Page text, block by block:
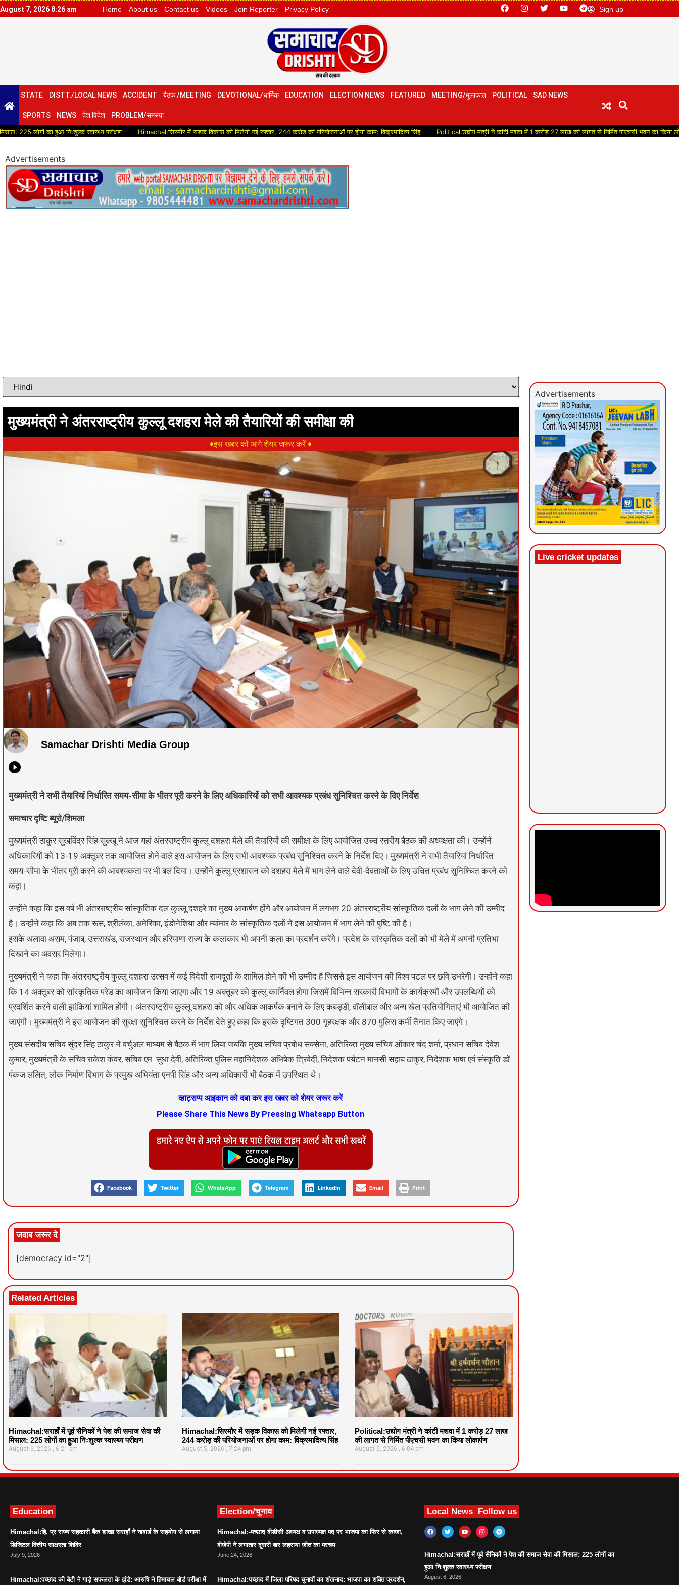
August 7, 2026 8:26 am Home About us Contact us Videos Join Reporter Privacy Policy Sign up
STATE DISTT./LOCAL NEWS ACCIDENT बैठक /MEETING DEVOTIONAL/धार्मिक EDUCATION ELECTION NEWS FEATURED MEETING/मुलाकात POLITICAL SAD NEWS
SPORTS NEWS देश विदेश PROBLEM/समस्या
का हुआ निःशुल्क स्वास्थ्य परीक्षण Himachal:सिरमौर में सड़क विकास को मिलेगी नई रफ्तार, 244 करोड़ की परियोजनाओं पर होगा काम: विक्रमादित्य सिंह Political:उद्योग मंत्री ने कांटी मशवा में 1 करोड़ 27 लाख की लागत से निर्मित पीएचसी भवन का किया लोकार्पण
Advertisements
मुख्यमंत्री ने अंतरराष्ट्रीय कुल्लू दशहरा मेले की तैयारियों की समीक्षा की
♦इस खबर को आगे शेयर जरूर करें ♦
Samachar Drishti Media Group
मुख्यमंत्री ने सभी तैयारियां निर्धारित समय-सीमा के भीतर पूरी करने के लिए अधिकारियों को सभी आवश्यक प्रबंध सुनिश्चित करने के दिए निर्देश
समाचार दृष्टि ब्यूरो/शिमला
मुख्यमंत्री ठाकुर सुखविंद्र सिंह सुक्खू ने आज यहां अंतरराष्ट्रीय कुल्लू दशहरा मेले की तैयारियों की समीक्षा के लिए आयोजित उच्च स्तरीय बैठक की अध्यक्षता की। उन्होंने
अधिकारियों को 13-19 अक्तूूबर तक आयोजित होने वाले इस आयोजन के लिए सभी आवश्यक प्रबंध सुनिश्चित करने के निर्देश दिए। मुख्यमंत्री ने सभी तैयारियां निर्धारित
समय-सीमा के भीतर पूरी करने की आवश्यकता पर भी बल दिया। उन्होंने कुल्लू प्रशासन को दशहरा मेले में भाग लेने वाले देवी-देवताओं के लिए उचित प्रबंध सुनिश्चित करने को
कहा।
उन्होंने कहा कि इस वर्ष भी अंतरराष्ट्रीय सांस्कृतिक दल कुल्लू दशहरे का मुख्य आकर्षण होंगे और आयोजन में लगभग 20 अंतरराष्ट्रीय सांस्कृतिक दलों के भाग लेने की उम्मीद
है। उन्होंने कहा कि अब तक रूस, श्रीलंका, अमेरिका, इंडोनेशिया और म्यांमार के सांस्कृतिक दलों ने इस आयोजन में भाग लेने की पुष्टि की है।
इसके अलावा असम, पंजाब, उत्तराखंड, राजस्थान और हरियाणा राज्य के कलाकार भी अपनी कला का प्रदर्शन करेंगेे। प्रदेश के सांस्कृतिक दलों को भी मेले में अपनी प्रतिभा
दिखाने का अवसर मिलेगा।
मुख्यमंत्री ने कहा कि अंतरराष्ट्रीय कुल्लू दशहरा उत्सव में कई विदेशी राजदूतों के शामिल होने की भी उम्मीद है जिससे इस आयोजन की विश्व पटल पर छवि उभरेगी। उन्होंने कहा
कि 14 अक्तूूबर को सांस्कृतिक परेड का आयोजन किया जाएगा और 19 अक्तूूबर को कुल्लू कार्निवल होगा जिसमें विभिन्न सरकारी विभागों के कार्यक्रमों और उपलब्धियों को
प्रदर्शित करने वाली झांकियां शामिल होंगी। अंतरराष्ट्रीय कुल्लू दशहरा को और अधिक आकर्षक बनाने के लिए कबड्डी, वॉलीबाल और अन्य खेल प्रतियोगिताएं भी आयोजित की
जाएंगी। मुख्यमंत्री ने इस आयोजन की सुरक्षा सुनिश्चित करने के निर्देश देते हुए कहा कि इसके दृष्टिगत 300 गृहरक्षक और 870 पुलिस कर्मी तैनात किए जाएंगे।
मुख्य संसदीय सचिव सुंदर सिंह ठाकुर ने वर्चुअल माध्यम से बैठक में भाग लिया जबकि मुख्य सचिव प्रबोध सक्सेना, अतिरिक्त मुख्य सचिव ओंकार चंद शर्मा, प्रधान सचिव देवेश
कुमार, मुख्यमंत्री के सचिव राकेश कंवर, सचिव एम. सुधा देवी, अतिरिक्त पुलिस महानिदेशक अभिषेक त्रिवेदी, निदेशक पर्यटन मानसी सहाय ठाकुर, निदेशक भाषा एवं संस्कृति डॉ.
पंकज ललित, लोक निर्माण विभाग के प्रमुख अभियंता एनपी सिंह और अन्य अधिकारी भी बैठक में उपस्थित थे।
व्हाट्सप्प आइकान को दबा कर इस खबर को शेयर जरूर करें
Please Share This News By Pressing Whatsapp Button
Facebook Twitter WhatsApp Telegram LinkedIn Email Print
जवाब जरूर दे
[democracy id="2"]
Related Articles
Himachal:सराहाँ में पूर्व सैनिकों ने पेश की समाज सेवा की
मिसाल: 225 लोगों का हुआ निःशुल्क स्वास्थ्य परीक्षण
August 6, 2026 6:21 pm
Himachal:सिरमौर में सड़क विकास को मिलेगी नई रफ्तार,
244 करोड़ की परियोजनाओं पर होगा काम: विक्रमादित्य सिंह
August 5, 2026 7:24 pm
Political:उद्योग मंत्री ने कांटी मशवा में 1 करोड़ 27 लाख
की लागत से निर्मित पीएचसी भवन का किया लोकार्पण
August 5, 2026 6:04 pm
Advertisements
Live cricket updates
Education
Himachal:हि. प्र राज्य सहकारी बैंक शाखा सराहाँ ने नाबार्ड के सहयोग से लगाया
डिजिटल वित्तीय साक्षरता शिविर
July 9, 2026
Himachal:पच्छाद की बेटी ने गाड़े सफलता के झंडे: आरुषि ने हिमाचल बोर्ड परीक्षा में
Election/चुनाव
Himachal:-पच्छाद बीडीसी अध्यक्ष व उपाध्यक्ष पद पर भाजपा का फिर से कब्जा,
बीजेपी ने लगातार दूसरी बार लहराया जीत का परचम
June 24, 2026
Himachal:पच्छाद में जिला परिषद चुनावों का शंखनाद: भाजपा का शक्ति प्रदर्शन,
Local News Follow us
Himachal:सराहाँ में पूर्व सैनिकों ने पेश की समाज सेवा की मिसाल: 225 लोगों का
हुआ निःशुल्क स्वास्थ्य परीक्षण
August 6, 2026